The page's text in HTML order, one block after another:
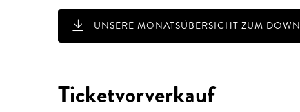
UNSERE MONATSÜBERSICHT ZUM
Ticketvorverkauf